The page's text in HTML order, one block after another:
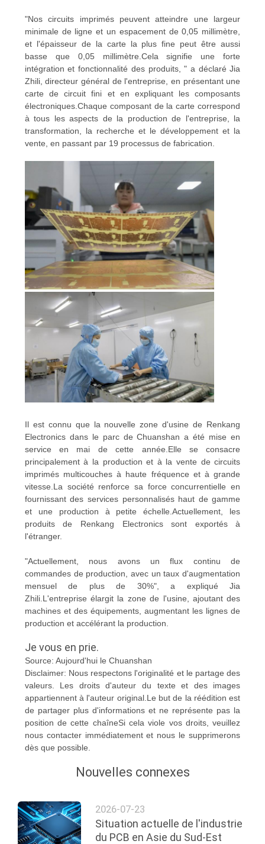
"Nos circuits imprimés peuvent atteindre une largeur
minimale de ligne et un espacement de 0,05 millimètre,
et l'épaisseur de la carte la plus fine peut être aussi
basse que 0,05 millimètre.Cela signifie une forte
intégration et fonctionnalité des produits, " a déclaré Jia
Zhili, directeur général de l'entreprise, en présentant une
carte de circuit fini et en expliquant les composants
électroniques.Chaque composant de la carte correspond
à tous les aspects de la production de l'entreprise, la
transformation, la recherche et le développement et la
vente, en passant par 19 processus de fabrication.
Il est connu que la nouvelle zone d'usine de Renkang
Electronics dans le parc de Chuanshan a été mise en
service en mai de cette année.Elle se consacre
principalement à la production et à la vente de circuits
imprimés multicouches à haute fréquence et à grande
vitesse.La société renforce sa force concurrentielle en
fournissant des services personnalisés haut de gamme
et une production à petite échelle.Actuellement, les
produits de Renkang Electronics sont exportés à
l'étranger.
"Actuellement, nous avons un flux continu de
commandes de production, avec un taux d'augmentation
mensuel de plus de 30%", a expliqué Jia
Zhili.L'entreprise élargit la zone de l'usine, ajoutant des
machines et des équipements, augmentant les lignes de
production et accélérant la production.
Je vous en prie.
Source: Aujourd'hui le Chuanshan
Disclaimer: Nous respectons l'originalité et le partage des
valeurs. Les droits d'auteur du texte et des images
appartiennent à l'auteur original.Le but de la réédition est
de partager plus d'informations et ne représente pas la
position de cette chaîneSi cela viole vos droits, veuillez
nous contacter immédiatement et nous le supprimerons
dès que possible.
Nouvelles connexes
2026-07-23
Situation actuelle de l'industrie
du PCB en Asie du Sud-Est